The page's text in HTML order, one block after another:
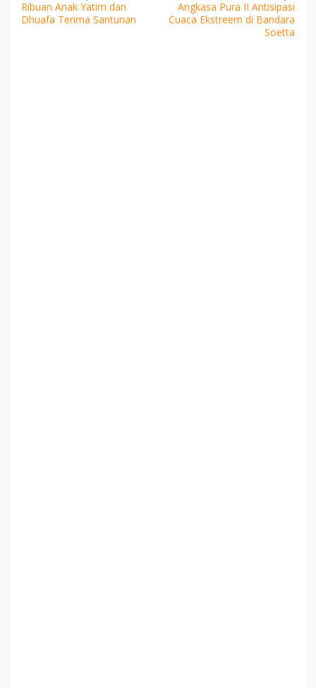
pos
Ribuan Anak Yatim dan
Dhuafa Terima Santunan
Angkasa Pura II Antisipasi
Cuaca Ekstreem di Bandara
Soetta